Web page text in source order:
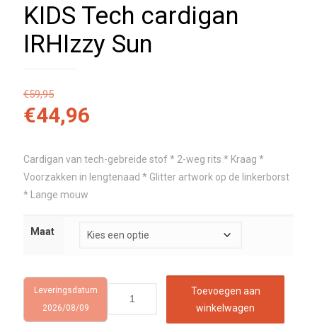
KIDS Tech cardigan
IRHIzzy Sun
€59,95
€44,96
Cardigan van tech-gebreide stof * 2-weg rits * Kraag *
Voorzakken in lengtenaad * Glitter artwork op de linkerborst
* Lange mouw
Maat
Leveringsdatum
2026/08/09
Toevoegen aan
winkelwagen